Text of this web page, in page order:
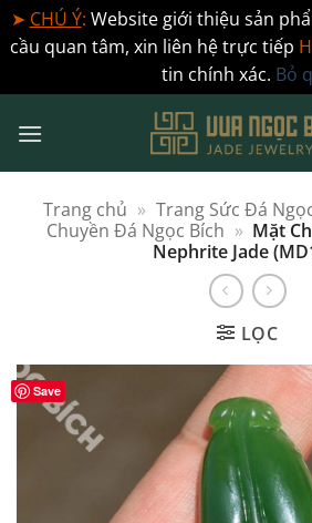
➤ CHÚ Ý: Website giới thiệu sản
cầu quan tâm, xin liên hệ trực tiếp
tin chính xác. Bỏ
qua
Trang chủ » Trang Sức Đá
Chuyền Đá Ngọc Bích » Mặt
Nephrite Jade
LỌC
Save